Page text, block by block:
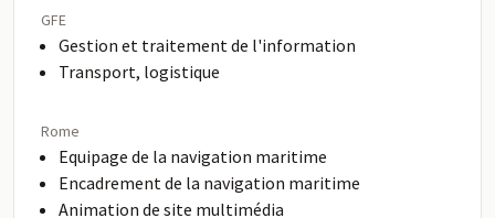
GFE
Gestion et traitement de l'information
Transport, logistique
Rome
Equipage de la navigation maritime
Encadrement de la navigation maritime
Animation de site multimédia